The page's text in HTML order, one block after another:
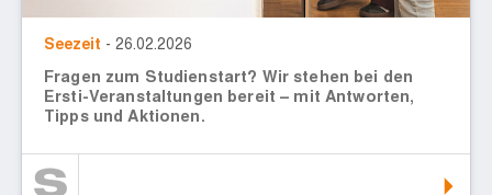
Seezeit - 26.02.2026
Fragen zum Studienstart? Wir stehen bei den
Ersti-Veranstaltungen bereit – mit Antworten,
Tipps und Aktionen.